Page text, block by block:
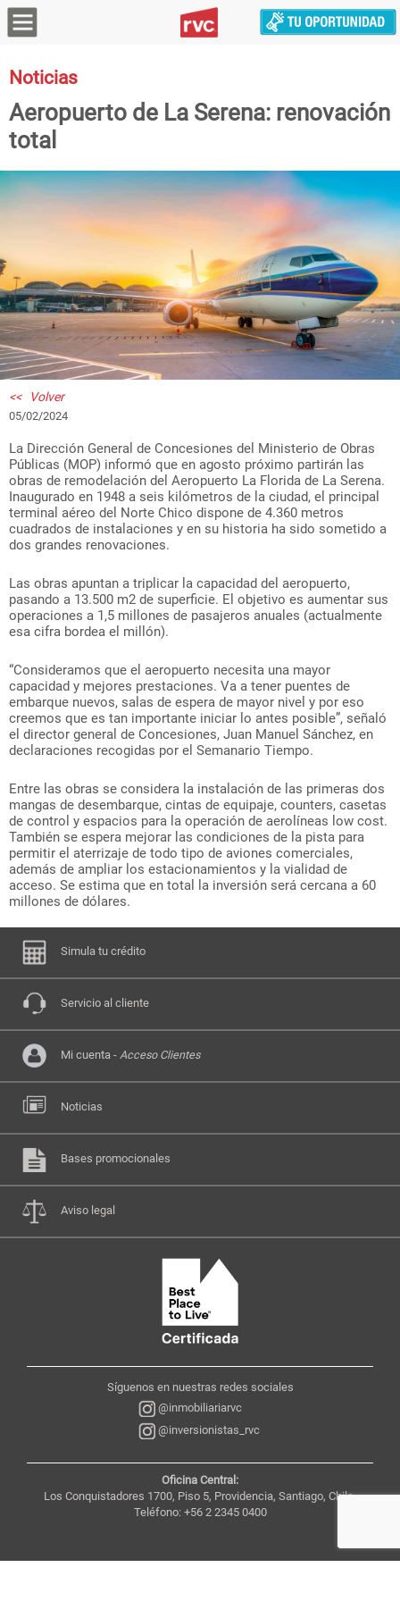
Noticias
Aeropuerto de La Serena: renovación
total
<< Volver
05/02/2024
La Dirección General de Concesiones del Ministerio de Obras
Públicas (MOP) informó que en agosto próximo partirán las
obras de remodelación del Aeropuerto La Florida de La Serena.
Inaugurado en 1948 a seis kilómetros de la ciudad, el principal
terminal aéreo del Norte Chico dispone de 4.360 metros
cuadrados de instalaciones y en su historia ha sido sometido a
dos grandes renovaciones.
Las obras apuntan a triplicar la capacidad del aeropuerto,
pasando a 13.500 m2 de superficie. El objetivo es aumentar sus
operaciones a 1,5 millones de pasajeros anuales (actualmente
esa cifra bordea el millón).
“Consideramos que el aeropuerto necesita una mayor
capacidad y mejores prestaciones. Va a tener puentes de
embarque nuevos, salas de espera de mayor nivel y por eso
creemos que es tan importante iniciar lo antes posible”, señaló
el director general de Concesiones, Juan Manuel Sánchez, en
declaraciones recogidas por el Semanario Tiempo.
Entre las obras se considera la instalación de las primeras dos
mangas de desembarque, cintas de equipaje, counters, casetas
de control y espacios para la operación de aerolíneas low cost.
También se espera mejorar las condiciones de la pista para
permitir el aterrizaje de todo tipo de aviones comerciales,
además de ampliar los estacionamientos y la vialidad de
acceso. Se estima que en total la inversión será cercana a 60
millones de dólares.
Simula tu crédito
Servicio al cliente
Mi cuenta - Acceso Clientes
Noticias
Bases promocionales
Aviso legal
Síguenos en nuestras redes sociales
@inmobiliariarvc
@inversionistas_rvc
Oficina Central:
Los Conquistadores 1700, Piso 5, Providencia, Santiago, Chile,
Teléfono: +56 2 2345 0400